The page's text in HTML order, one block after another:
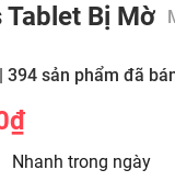
Tablet Bị Mờ
| 394 sản phẩm đã
Nhanh trong ngày